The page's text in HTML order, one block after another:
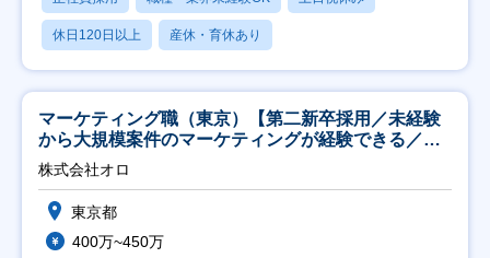
休日120日以上 産休・育休あり
マーケティング職（東京）【第二新卒採用／未経験
から大規模案件のマーケティングが経験できる／研
修充実】
株式会社オロ
東京都
400万~450万